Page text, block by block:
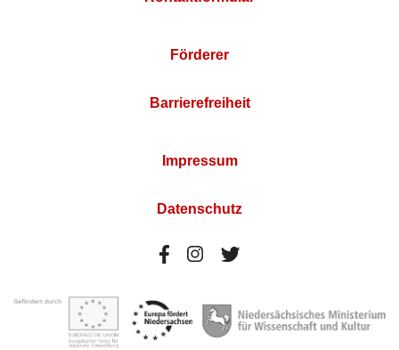
Förderer
Barrierefreiheit
Impressum
Datenschutz